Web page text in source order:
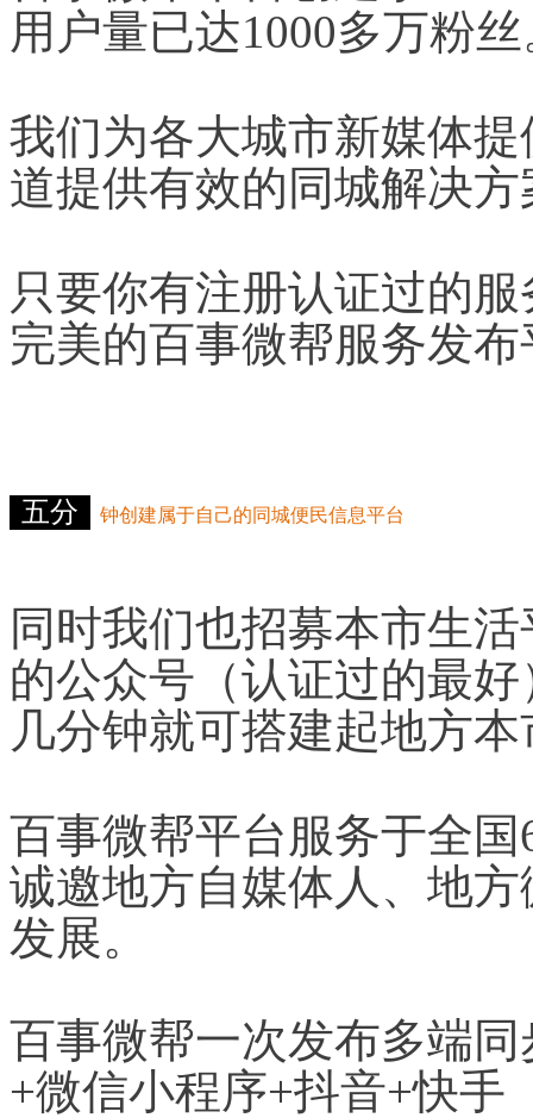
用户量已达1000多万粉
我们为各大城市新媒体
道提供有效的同城解决
只要你有注册认证过的
完美的百事微帮服务发布
五分 钟创建属于自己的同城便民信息平台
同时我们也招募本市生
的公众号（认证过的最
几分钟就可搭建起地方
百事微帮平台服务于全
诚邀地方自媒体人、地
发展。
百事微帮一次发布多端
+微信小程序+抖音+快手